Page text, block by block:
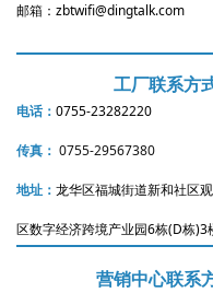
电话： 0755-23282220
传真： 0755-29567380
地址： 龙华区福城街道新和社区
区数字经济跨境产业园6栋(D栋)3
工厂联系方
营销中心联系
邮箱：zbtwifi@dingtalk.com